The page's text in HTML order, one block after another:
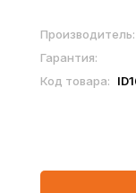
Производитель:
Гарантия:
Код товара: